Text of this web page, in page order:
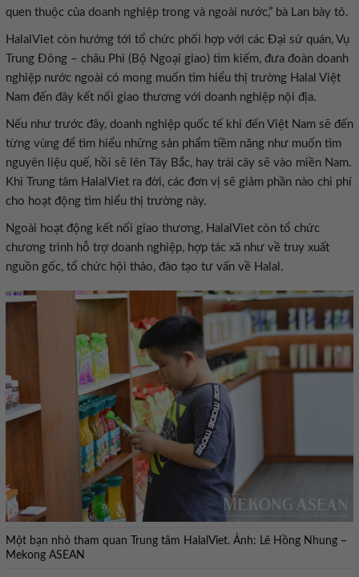
quen thuộc của doanh nghiệp trong và ngoài nước,” bà Lan bày tỏ.
HalalViet còn hướng tới tổ chức phối hợp với các Đại sứ quán, Vụ
Trung Đông – châu Phi (Bộ Ngoại giao) tìm kiếm, đưa đoàn doanh
nghiệp nước ngoài có mong muốn tìm hiểu thị trường Halal Việt
Nam đến đây kết nối giao thương với doanh nghiệp nội địa.
Nếu như trước đây, doanh nghiệp quốc tế khi đến Việt Nam sẽ đến
từng vùng để tìm hiểu những sản phẩm tiềm năng như muốn tìm
nguyên liệu quế, hồi sẽ lên Tây Bắc, hay trái cây sẽ vào miền Nam.
Khi Trung tâm HalalViet ra đời, các đơn vị sẽ giảm phần nào chi phí
cho hoạt động tìm hiểu thị trường này.
Ngoài hoạt động kết nối giao thương, HalalViet còn tổ chức
chương trình hỗ trợ doanh nghiệp, hợp tác xã như về truy xuất
nguồn gốc, tổ chức hội thảo, đào tạo tư vấn về Halal.
Một bạn nhỏ tham quan Trung tâm HalalViet. Ảnh: Lê Hồng Nhung –
Mekong ASEAN